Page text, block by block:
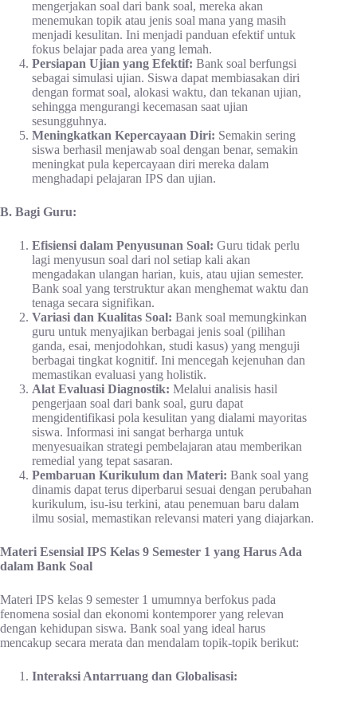
mengerjakan soal dari bank soal, mereka akan
menemukan topik atau jenis soal mana yang masih
menjadi kesulitan. Ini menjadi panduan efektif untuk
fokus belajar pada area yang lemah.
Persiapan Ujian yang Efektif: Bank soal berfungsi
sebagai simulasi ujian. Siswa dapat membiasakan diri
dengan format soal, alokasi waktu, dan tekanan ujian,
sehingga mengurangi kecemasan saat ujian
sesungguhnya.
Meningkatkan Kepercayaan Diri: Semakin sering
siswa berhasil menjawab soal dengan benar, semakin
meningkat pula kepercayaan diri mereka dalam
menghadapi pelajaran IPS dan ujian.
B. Bagi Guru:
Efisiensi dalam Penyusunan Soal: Guru tidak perlu
lagi menyusun soal dari nol setiap kali akan
mengadakan ulangan harian, kuis, atau ujian semester.
Bank soal yang terstruktur akan menghemat waktu dan
tenaga secara signifikan.
Variasi dan Kualitas Soal: Bank soal memungkinkan
guru untuk menyajikan berbagai jenis soal (pilihan
ganda, esai, menjodohkan, studi kasus) yang menguji
berbagai tingkat kognitif. Ini mencegah kejenuhan dan
memastikan evaluasi yang holistik.
Alat Evaluasi Diagnostik: Melalui analisis hasil
pengerjaan soal dari bank soal, guru dapat
mengidentifikasi pola kesulitan yang dialami mayoritas
siswa. Informasi ini sangat berharga untuk
menyesuaikan strategi pembelajaran atau memberikan
remedial yang tepat sasaran.
Pembaruan Kurikulum dan Materi: Bank soal yang
dinamis dapat terus diperbarui sesuai dengan perubahan
kurikulum, isu-isu terkini, atau penemuan baru dalam
ilmu sosial, memastikan relevansi materi yang diajarkan.
Materi Esensial IPS Kelas 9 Semester 1 yang Harus Ada
dalam Bank Soal
Materi IPS kelas 9 semester 1 umumnya berfokus pada
fenomena sosial dan ekonomi kontemporer yang relevan
dengan kehidupan siswa. Bank soal yang ideal harus
mencakup secara merata dan mendalam topik-topik berikut:
Interaksi Antarruang dan Globalisasi: